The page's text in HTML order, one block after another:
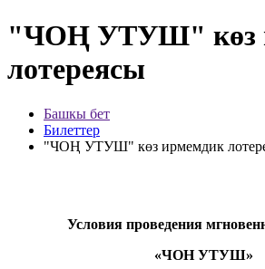
"ЧОҢ УТУШ" көз
лотереясы
Башкы бет
Билеттер
"ЧОҢ УТУШ" көз ирмемдик
Условия проведения
«ЧОН УТУШ»